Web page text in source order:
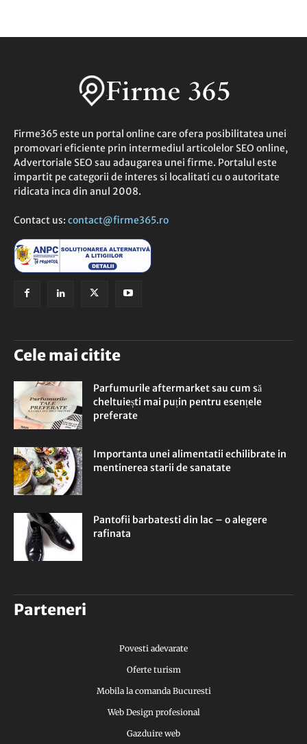
Firme365 este un portal online care ofera posibilitatea unei
promovari eficiente prin intermediul articolelor SEO online,
Advertoriale SEO sau adaugarea unei firme. Portalul este
impartit pe categorii de interes si localitati cu o autoritate
ridicata inca din anul 2008.
Contact us: contact@firme365.ro
Cele mai citite
Parfumurile aftermarket sau cum să
cheltuiești mai puțin pentru esențele
preferate
Importanta unei alimentatii echilibrate in
mentinerea starii de sanatate
Pantofii barbatesti din lac – o alegere
rafinata
Parteneri
Povesti adevarate
Oferte turism
Mobila la comanda Bucuresti
Web Design profesional
Gazduire web